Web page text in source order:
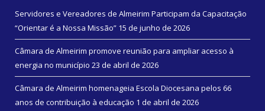
Servidores e Vereadores de Almeirim Participam da Capacitação
“Orientar é a Nossa Missão” 15 de junho de 2026
Câmara de Almeirim promove reunião para ampliar acesso à
energia no município 23 de abril de 2026
Câmara de Almeirim homenageia Escola Diocesana pelos 66
anos de contribuição à educação 1 de abril de 2026